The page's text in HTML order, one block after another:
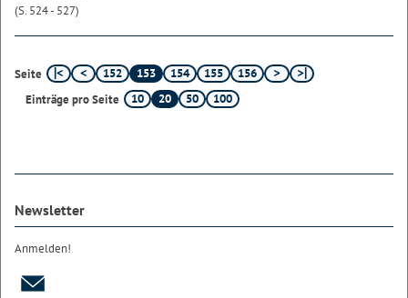
(S. 524 - 527)
Seite 152 153 154 155
156
Einträge pro Seite
10 20 50 100
Newsletter
Anmelden!